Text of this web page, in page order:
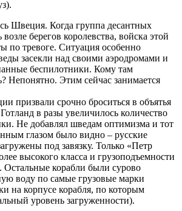
Швеция. Когда группа десантных
берегов королевства, войска этой
по тревоге. Ситуация особенно
засекли над своими аэродромами и
беспилотники. Кому там
Непонятно. Этим сейчас занимается
призвали срочно броситься в объятья
в разы увеличилось количество
Не добавлял шведам оптимизма и тот
глазом было видно – русские
под завязку. Только «Петр
высокого класса и грузоподъемности
Остальные корабли были сурово
воду по самые грузовые марки
на корпусе корабля, по которым
уровень загруженности).